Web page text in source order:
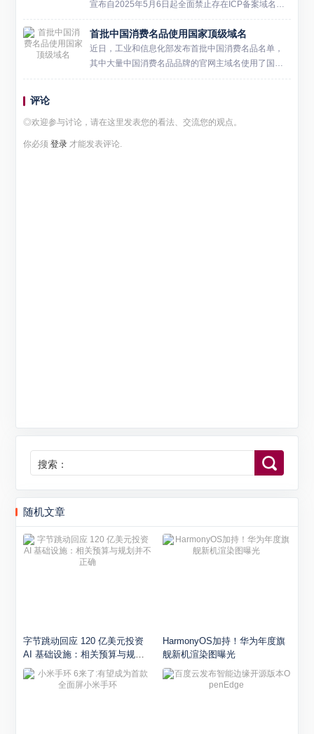
宣布自2025年5月6日起全面禁止存在ICP备案域名的
注册、转让等交易行为。这一政策调整犹如一枚深水
炸弹，在域名投资圈引发强烈震荡。作为《2025"固
源"行动...
首批中国消费名品使用国家顶级域名
近日，工业和信息化部发布首批中国消费名品名单，
其中大量中国消费名品品牌的官网主域名使用了国家
顶级域名。这些品牌包括蒙牛、五粮液、海澜之家、
评论
◎欢迎参与讨论，请在这里发表您的看法、交流您的观点。
你必须登录 才能发表评论.
搜索：
随机文章
字节跳动回应 120 亿美元投资
AI 基础设施：相关预算与规划
并不正确
HarmonyOS加持！华为年度旗
舰新机渲染图曝光